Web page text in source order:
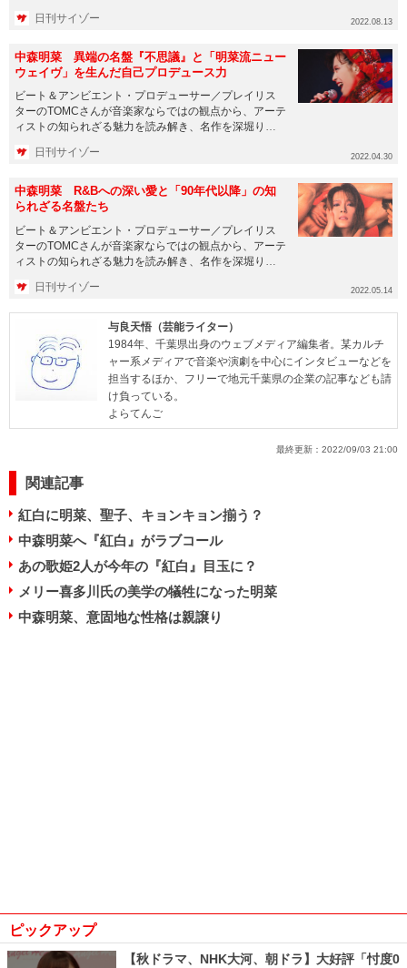
日刊サイゾー 2022.08.13
中森明菜 異端の名盤『不思議』と「明菜流ニュー
ウェイヴ」を生んだ自己プロデュース力
ビート＆アンビエント・プロデューサー／プレイリス
ターのTOMCさんが音楽家ならではの観点から、アーテ
ィストの知られざる魅力を読み解き、名作を深堀りし
日刊サイゾー 2022.04.30
中森明菜 R&Bへの深い愛と「90年代以降」の知
られざる名盤たち
ビート＆アンビエント・プロデューサー／プレイリス
ターのTOMCさんが音楽家ならではの観点から、アーテ
ィストの知られざる魅力を読み解き、名作を深堀りし
日刊サイゾー 2022.05.14
与良天悟（芸能ライター）
1984年、千葉県出身のウェブメディア編集者。某カルチ
ャー系メディアで音楽や演劇を中心にインタビューなどを
担当するほか、フリーで地元千葉県の企業の記事なども請
け負っている。
よらてんご
最終更新： 2022/09/03 21:00
関連記事
紅白に明菜、聖子、キョンキョン揃う？
中森明菜へ『紅白』がラブコール
あの歌姫2人が今年の『紅白』目玉に？
メリー喜多川氏の美学の犠牲になった明菜
中森明菜、意固地な性格は親譲り
ピックアップ
【秋ドラマ、NHK大河、朝ドラ】大好評「忖度0